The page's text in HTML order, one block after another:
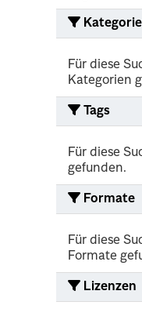
Für diese
Kategorien
Tags
Für diese
gefunden.
Formate
Für diese
Formate
Lizenzen